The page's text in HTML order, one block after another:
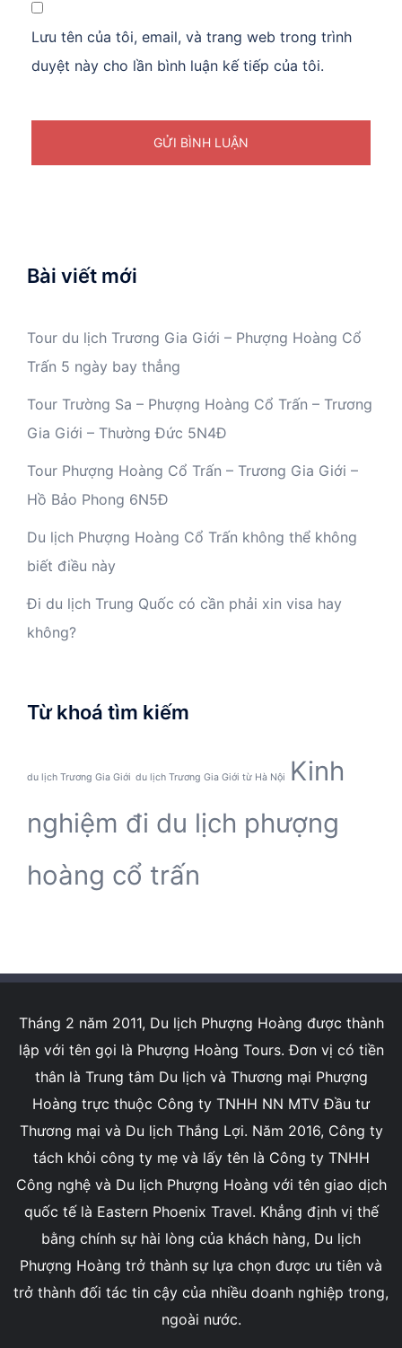
Lưu tên của tôi, email, và trang web trong trình
duyệt này cho lần bình luận kế tiếp của tôi.
Bài viết mới
Tour du lịch Trương Gia Giới – Phượng Hoàng Cổ
Trấn 5 ngày bay thẳng
Tour Trường Sa – Phượng Hoàng Cổ Trấn – Trương
Gia Giới – Thường Đức 5N4Đ
Tour Phượng Hoàng Cổ Trấn – Trương Gia Giới –
Hồ Bảo Phong 6N5Đ
Du lịch Phượng Hoàng Cổ Trấn không thể không
biết điều này
Đi du lịch Trung Quốc có cần phải xin visa hay
không?
Từ khoá tìm kiếm
du lịch Trương Gia Giới du lịch Trương Gia Giới từ Hà Nội
Kinh
nghiệm đi du lịch phượng
hoàng cổ trấn
Tháng 2 năm 2011, Du lịch Phượng Hoàng được thành
lập với tên gọi là Phượng Hoàng Tours. Đơn vị có tiền
thân là Trung tâm Du lịch và Thương mại Phượng
Hoàng trực thuộc Công ty TNHH NN MTV Đầu tư
Thương mại và Du lịch Thắng Lợi. Năm 2016, Công ty
tách khỏi công ty mẹ và lấy tên là Công ty TNHH
Công nghệ và Du lịch Phượng Hoàng với tên giao dịch
quốc tế là Eastern Phoenix Travel. Khẳng định vị thế
bằng chính sự hài lòng của khách hàng, Du lịch
Phượng Hoàng trở thành sự lựa chọn được ưu tiên và
trở thành đối tác tin cậy của nhiều doanh nghiệp trong,
ngoài nước.